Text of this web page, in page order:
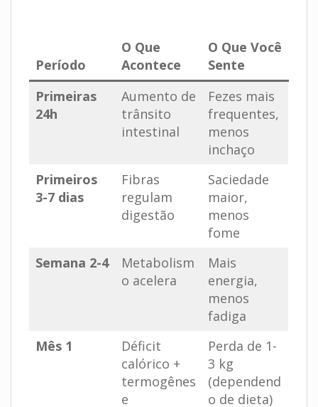
Período
O Que
Acontece
O Que Você
Sente
Primeiras
24h
Aumento de
trânsito
intestinal
Fezes mais
frequentes,
menos
inchaço
Primeiros
3-7 dias
Fibras
regulam
digestão
Saciedade
maior,
menos
fome
Semana 2-4
Metabolism
o acelera
Mais
energia,
menos
fadiga
Mês 1
Déficit
calórico +
termogênes
e
Perda de 1-
3 kg
(dependend
o de dieta)